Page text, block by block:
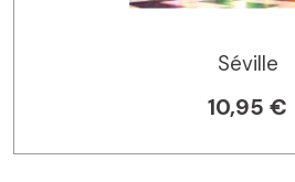
Séville
10,95 €